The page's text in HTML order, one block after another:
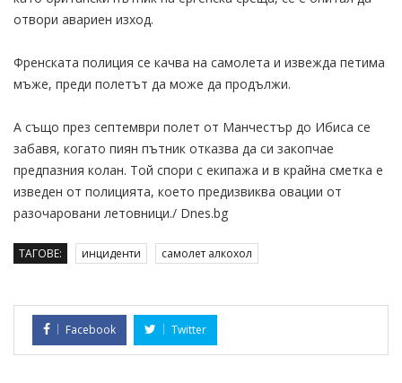
отвори авариен изход.
Френската полиция се качва на самолета и извежда петима
мъже, преди полетът да може да продължи.
А също през септември полет от Манчестър до Ибиса се
забавя, когато пиян пътник отказва да си закопчае
предпазния колан. Той спори с екипажа и в крайна сметка е
изведен от полицията, което предизвиква овации от
разочаровани летовници./ Dnes.bg
ТАГОВЕ: инциденти самолет алкохол
Facebook Twitter